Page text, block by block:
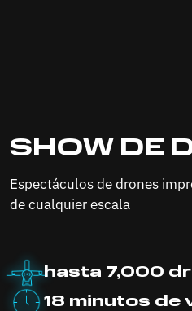
SHOW DE
Espectáculos de drones
de cualquier escala
hasta 7,000
18 minutos de